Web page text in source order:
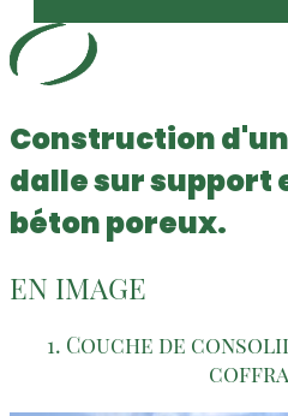
Construction
dalle sur support
béton poreux.
EN IMAGE
1. Couche de